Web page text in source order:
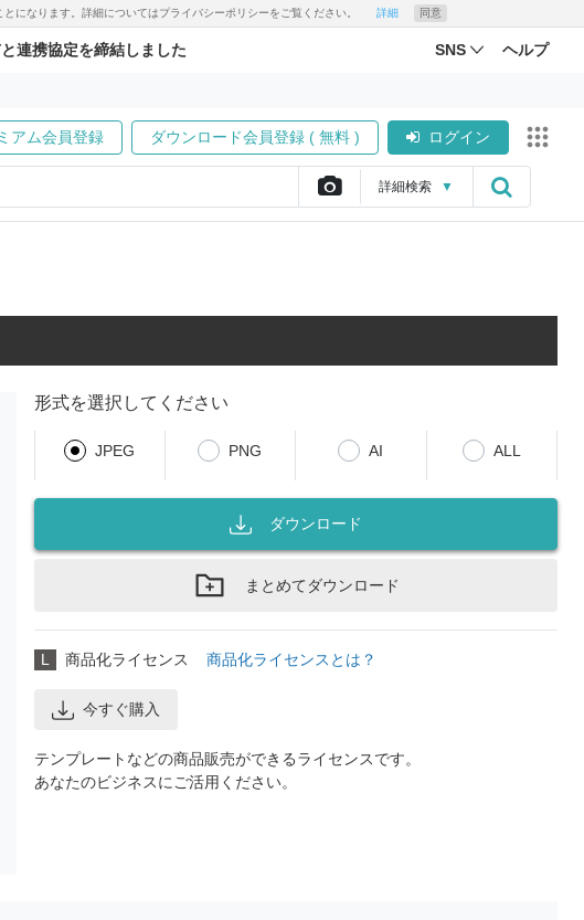
になります。詳細についてはプライバシーポリシーをご覧ください。 詳細 同意
連携協定を締結しました SNS ヘルプ
アム会員登録 ダウンロード会員登録 ( 無料 ) ログイン
詳細検索 ▼
形式を選択してください
JPEG PNG AI ALL
ダウンロード
まとめてダウンロード
L 商品化ライセンス 商品化ライセンスとは？
今すぐ購入
テンプレートなどの商品販売ができるライセンスです。
あなたのビジネスにご活用ください。